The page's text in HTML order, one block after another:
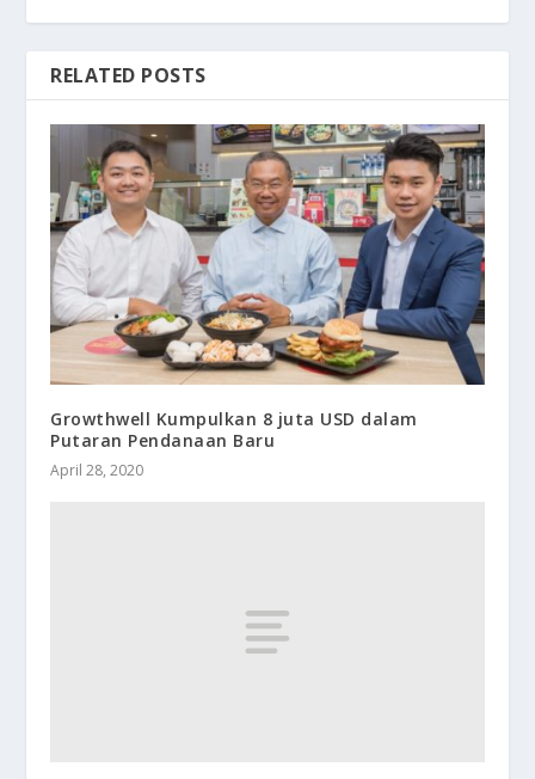
RELATED POSTS
Growthwell Kumpulkan 8 juta USD dalam
Putaran Pendanaan Baru
April 28, 2020